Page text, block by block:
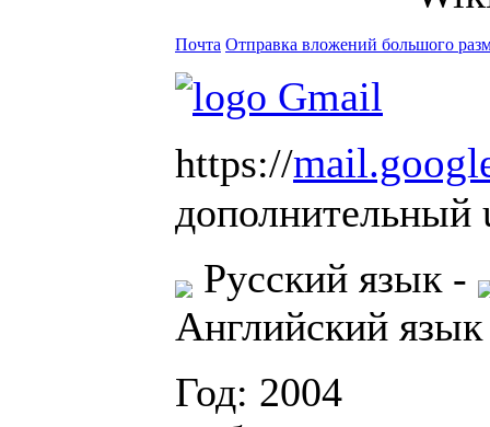
Почта Отправка вложений большого
https://
дополнительный
Русский язык -
Английский язык
Год: 2004